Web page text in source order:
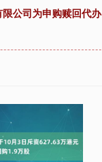
公司为申购赎回代办